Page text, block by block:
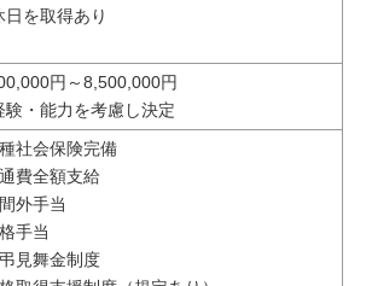
日を取得あり
円～8,500,000円
・能力を考慮し決定
社会保険完備
費全額支給
外手当
手当
見舞金制度